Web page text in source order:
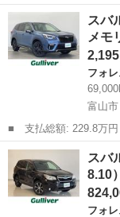
ー名： スバル ■ 車
ーツ ４ＷＤ ターボ
メラ Ｌ...
富山 富山市
スバ
メ
フォ
富山市
■ 支払総額: 229.8万円 ■ 車両本体価格： 2,195,000 円 ■ メーカ
ー名： スバル ■ 車
ーツ ＡＬＰＩＮＥメ
ｈ ＤＶＤ...
富山 富山市
スバ
8.10）
フォ